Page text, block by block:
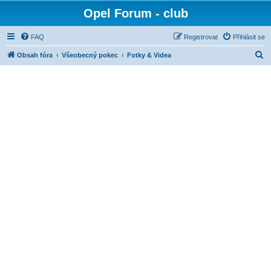
Opel Forum - club
FAQ Přihlásit se
Registrovat
Obsah fóra Všeobecný pokec Fotky & Videa